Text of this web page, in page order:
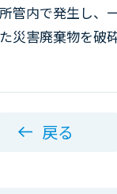
管内で発生し、
災害廃棄物を破
戻る